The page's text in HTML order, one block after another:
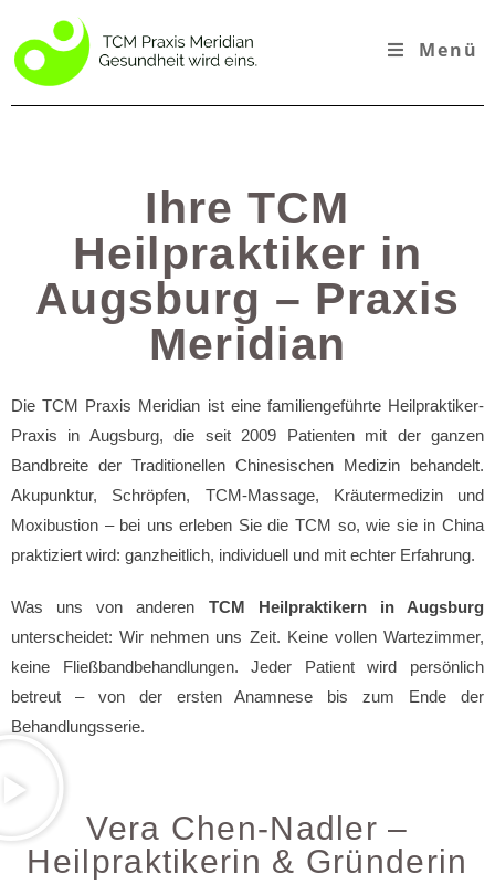
Menü
Ihre TCM
Heilpraktiker in
Augsburg – Praxis
Meridian
Die TCM Praxis Meridian ist eine familiengeführte Heilpraktiker-
Praxis in Augsburg, die seit 2009 Patienten mit der ganzen
Bandbreite der Traditionellen Chinesischen Medizin behandelt.
Akupunktur, Schröpfen, TCM-Massage, Kräutermedizin und
Moxibustion – bei uns erleben Sie die TCM so, wie sie in China
praktiziert wird: ganzheitlich, individuell und mit echter Erfahrung.
Was uns von anderen TCM Heilpraktikern in Augsburg
unterscheidet: Wir nehmen uns Zeit. Keine vollen Wartezimmer,
keine Fließbandbehandlungen. Jeder Patient wird persönlich
betreut – von der ersten Anamnese bis zum Ende der
Behandlungsserie.
Vera Chen-Nadler –
Heilpraktikerin & Gründerin